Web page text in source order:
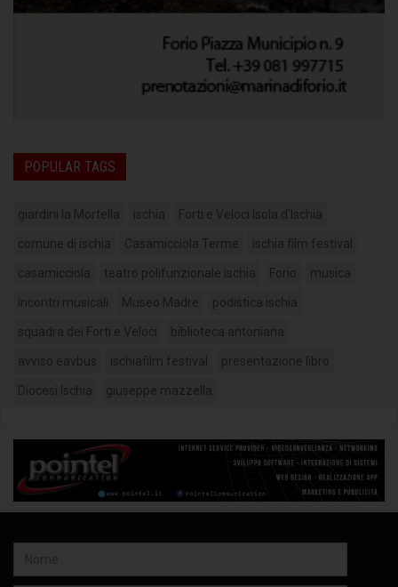
POPULAR TAGS
giardini la Mortella ischia Forti e Veloci Isola d'Ischia
comune di ischia Casamicciola Terme ischia film festival
casamicciola teatro polifunzionale ischia Forio musica
incontri musicali Museo Madre podistica ischia
squadra dei Forti e Veloci biblioteca antoniana
avviso eavbus ischiafilm festival presentazione libro
Diocesi Ischia giuseppe mazzella